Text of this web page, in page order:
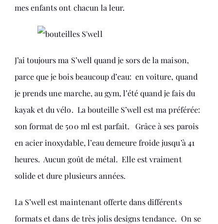
mes enfants ont chacun la leur.
J’ai toujours ma S’well quand je sors de la maison,
parce que je bois beaucoup d’eau: en voiture, quand
je prends une marche, au gym, l’été quand je fais du
kayak et du vélo. La bouteille S’well est ma préférée:
son format de 500 ml est parfait. Grâce à ses parois
en acier inoxydable, l’eau demeure froide jusqu’à 41
heures. Aucun goût de métal. Elle est vraiment
solide et dure plusieurs années.
La S’well est maintenant offerte dans différents
formats et dans de très jolis designs tendance. On se